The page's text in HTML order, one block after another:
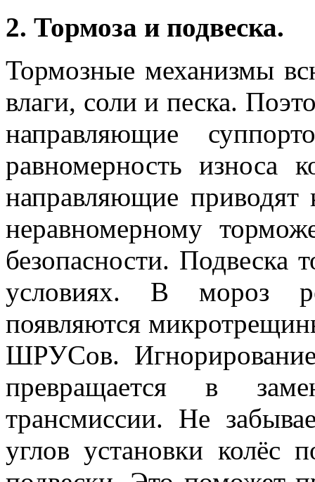
2. Тормоза и подвеска.
Тормозные механизмы
влаги, соли и песка.
направляющие
равномерность износа
направляющие приводят
неравномерному
безопасности. Подвеска
условиях. В мороз
появляются
ШРУСов.
превращается в
трансмиссии. Не
углов установки колёс